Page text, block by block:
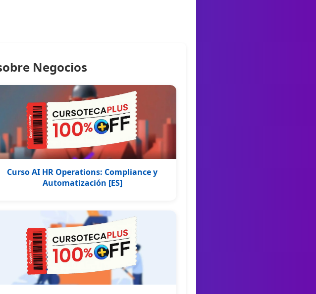
Negocios
Curso AI HR Operations: Compliance y
Automatización [ES]